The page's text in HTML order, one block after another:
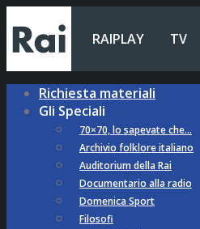
RAIPLAY TV
Richiesta materiali
Gli Speciali
70×70, lo sapevate che…
Archivio folklore italiano
Auditorium della Rai
Documentario alla radio
Domenica Sport
Filosofi